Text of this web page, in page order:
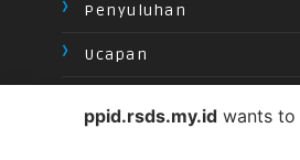
Penyuluhan
Ucapan
ppid.rsds.my.id wants to